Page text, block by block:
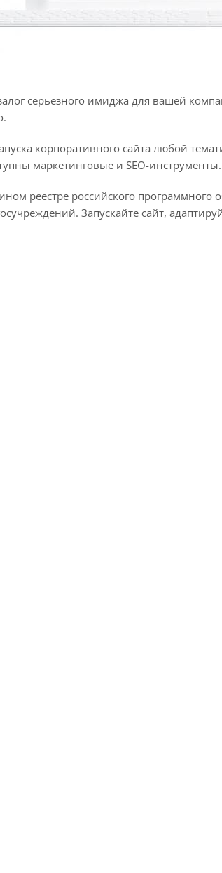
серьезного имиджа для вашей
корпоративного сайта любой
маркетинговые и SEO-инструменты.
реестре российского программного
Запускайте сайт,